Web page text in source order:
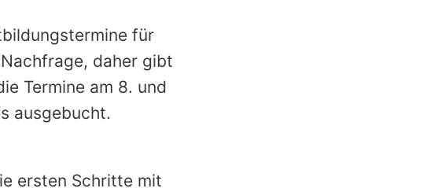
für
daher gibt
Termine am 8. und
ausgebucht.
ersten Schritte mit